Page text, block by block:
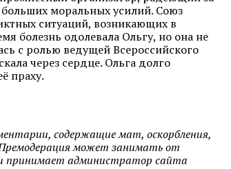
моральных усилий. Союз
ситуаций, возникающих в
болезнь одолевала Ольгу, но она не
с ролью ведущей Всероссийского
через сердце. Ольга долго
праху.
содержащие мат, оскорбления,
может занимать от
принимает администратор сайта